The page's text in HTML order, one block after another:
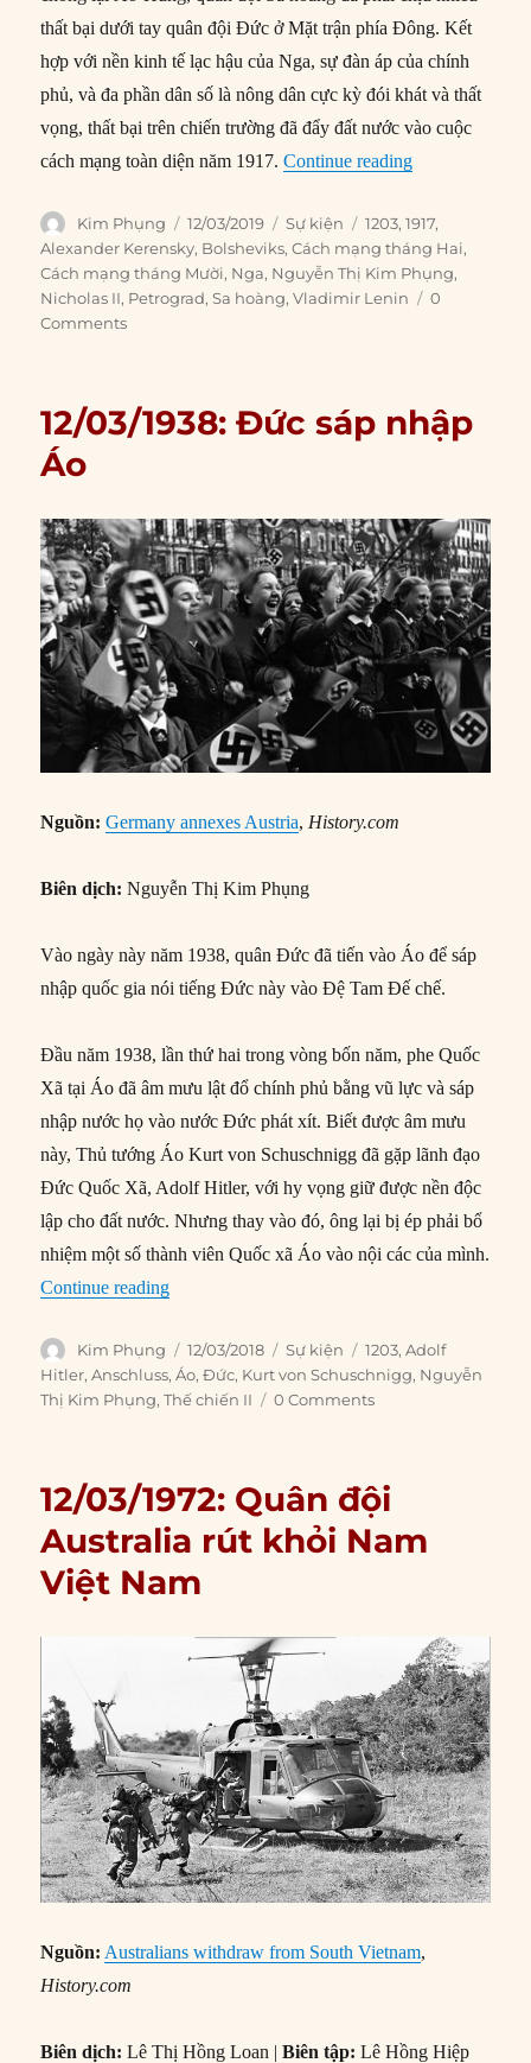
thất bại dưới tay quân đội Đức ở Mặt trận phía Đông. Kết
hợp với nền kinh tế lạc hậu của Nga, sự đàn áp của chính
phủ, và đa phần dân số là nông dân cực kỳ đói khát và thất
vọng, thất bại trên chiến trường đã đẩy đất nước vào cuộc
cách mạng toàn diện năm 1917.Continue reading“12/03/1917:
Author
Kim Phụng
Posted
on
12/03/2019 Categories
Sự kiện Tags
1203,1917,
Alexander Kerensky, Bolsheviks,Cách mạng tháng Hai,
Cách mạng tháng Mười, Nga, Nguyễn Thị Kim Phụng,
Nicholas II, Petrograd,Sa hoàng,Vladimir Lenin
0
Comments
12/03/1938: Đức sáp nhập
Áo
Nguồn:Germany annexes Austria, History.com
Biên dịch: Nguyễn Thị Kim Phụng
Vào ngày này năm 1938, quân Đức đã tiến vào Áo để sáp
nhập quốc gia nói tiếng Đức này vào Đệ Tam Đế chế.
Đầu năm 1938, lần thứ hai trong vòng bốn năm, phe Quốc
Xã tại Áo đã âm mưu lật đổ chính phủ bằng vũ lực và sáp
nhập nước họ vào nước Đức phát xít. Biết được âm mưu
này, Thủ tướng Áo Kurt von Schuschnigg đã gặp lãnh đạo
Đức Quốc Xã, Adolf Hitler, với hy vọng giữ được nền độc
lập cho đất nước. Nhưng thay vào đó, ông lại bị ép phải bổ
nhiệm một số thành viên Quốc xã Áo vào nội các của mình.
Continue reading“12/03/1938: Đức sáp nhập Áo”
Author
Kim Phụng
Posted
on
12/03/2018 Categories
Sự kiện Tags
1203,Adolf
Hitler,Anschluss,Áo,Đức, Kurt von Schuschnigg, Nguyễn
Thị Kim Phụng,Thế chiến II 0 Comments
12/03/1972: Quân đội
Australia rút khỏi Nam
Việt Nam
Nguồn: Australians withdraw from South Vietnam,
History.com
Biên dịch: Lê Thị Hồng Loan |Biên tập:Lê Hồng Hiệp